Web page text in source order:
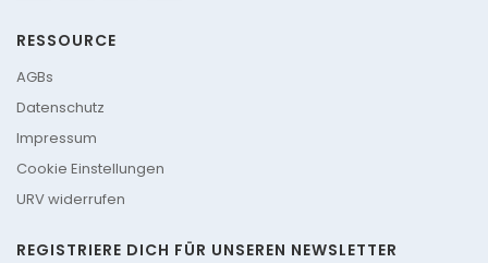
RESSOURCE
AGBs
Datenschutz
Impressum
Cookie Einstellungen
URV widerrufen
REGISTRIERE DICH FÜR UNSEREN NEWSLETTER